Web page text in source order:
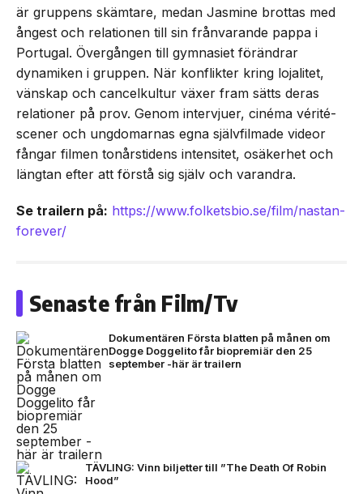
är gruppens skämtare, medan Jasmine brottas med
ångest och relationen till sin frånvarande pappa i
Portugal. Övergången till gymnasiet förändrar
dynamiken i gruppen. När konflikter kring lojalitet,
vänskap och cancelkultur växer fram sätts deras
relationer på prov. Genom intervjuer, cinéma vérité-
scener och ungdomarnas egna självfilmade videor
fångar filmen tonårstidens intensitet, osäkerhet och
längtan efter att förstå sig själv och varandra.
Se trailern på: https://www.folketsbio.se/film/nastan-
forever/
Senaste från Film/Tv
Dokumentären Första blatten på månen om
Dogge Doggelito får biopremiär den 25
september -här är trailern
TÄVLING: Vinn biljetter till ”The Death Of Robin
Hood”